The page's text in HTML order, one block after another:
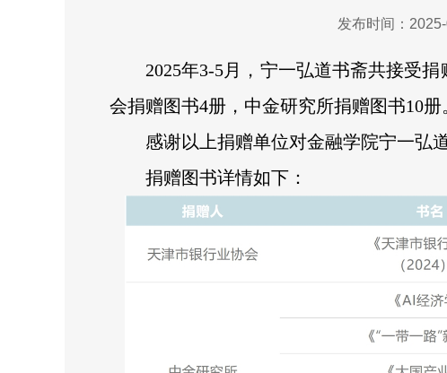
发布时间：
2025年3-5月，宁一弘道书斋共接受
会捐赠图书4册，中金研究所捐赠图书10册
感谢以上捐赠单位对金融学院宁一弘
捐赠图书详情如下：